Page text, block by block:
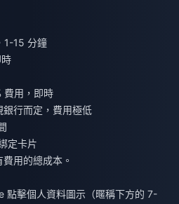
1-15 分鐘
費用，即時
行而定，費用極低
定卡片
用的總成本。
點擊個人資料圖示（暱稱下方的 7-